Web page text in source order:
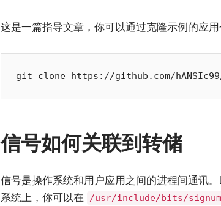
这是一篇指导文章，你可以通过克隆示例的应用
信号如何关联到转储
信号是操作系统和用户应用之间的进程间通讯
系统上，你可以在 /usr/include/bits/